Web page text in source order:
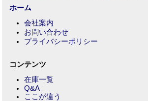
ホーム
会社案内
お問い合わせ
プライバシーポリシー
コンテンツ
在庫一覧
Q&A
ここが違う